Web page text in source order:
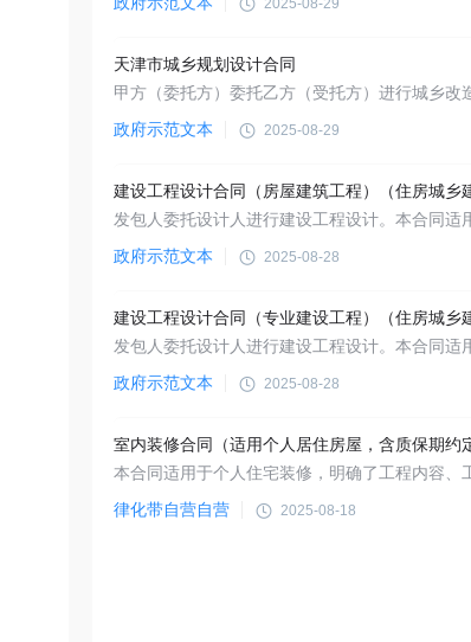
天津市城乡规划设计合同
政府示范文本 2025-08-29
政府示范文本 2025-08-28
政府示范文本 2025-08-28
室内装修合同（适用个人居住房屋，含质保期约
律化带自营自营 2025-08-18